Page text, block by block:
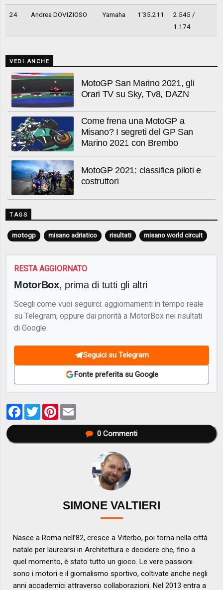
24 Andrea DOVIZIOSO Yamaha 1'35.211
2.545 /
1.174
VEDI ANCHE
MotoGP San Marino 2021, gli
Orari TV su Sky, Tv8, DAZN
Come frena una MotoGP a
Misano? I segreti del GP San
Marino 2021 con Brembo
MotoGP 2021: classifica piloti e
costruttori
TAGS
motogp misano adriatico risultati misano world circuit
RESTA AGGIORNATO
MotorBox, prima di tutti gli altri
Scegli come vuoi seguirci: aggiornamenti in tempo reale
su Telegram, oppure dai priorità a MotorBox nei risultati
di Google.
Seguici su Telegram
Fonte preferita su Google
Facebook
TwitterPinterest
0Commenti
SIMONE VALTIERI
Nasce a Roma nell’82, cresce a Viterbo, poi torna nella città
natale per laurearsi in Architettura e decidere che, fino a
quel momento, è stato tutto un gioco. Le vere passioni
sono i motori e il giornalismo sportivo, coltivate anche negli
anni accademici attraverso collaborazioni. Nel 2013 entra a